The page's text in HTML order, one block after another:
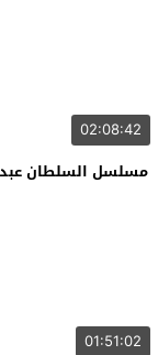
02:08:42
مسلسل السلطان عبد
01:51:02